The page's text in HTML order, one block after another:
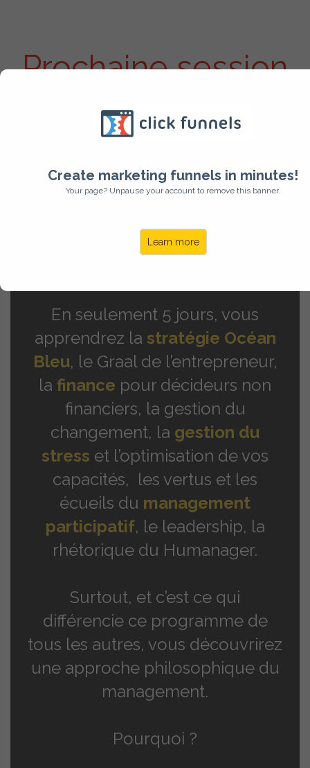
Create marketing funnels in minutes!
Your page? Unpause your account to remove this banner.
Learn more
Prochaine session
en 2026
L'humain au coeur du
management,
de l'humain
En seulement 5 jours, vous
apprendrez la stratégie Océan
Bleu, le Graal de l’entrepreneur,
la finance pour décideurs non
financiers, la gestion du
changement, la gestion du
stress et l’optimisation de vos
capacités, les vertus et les
écueils du management
participatif, le leadership, la
rhétorique du Humanager.
Surtout, et c’est ce qui
différencie ce programme de
tous les autres, vous découvrirez
une approche philosophique du
management.
Pourquoi ?